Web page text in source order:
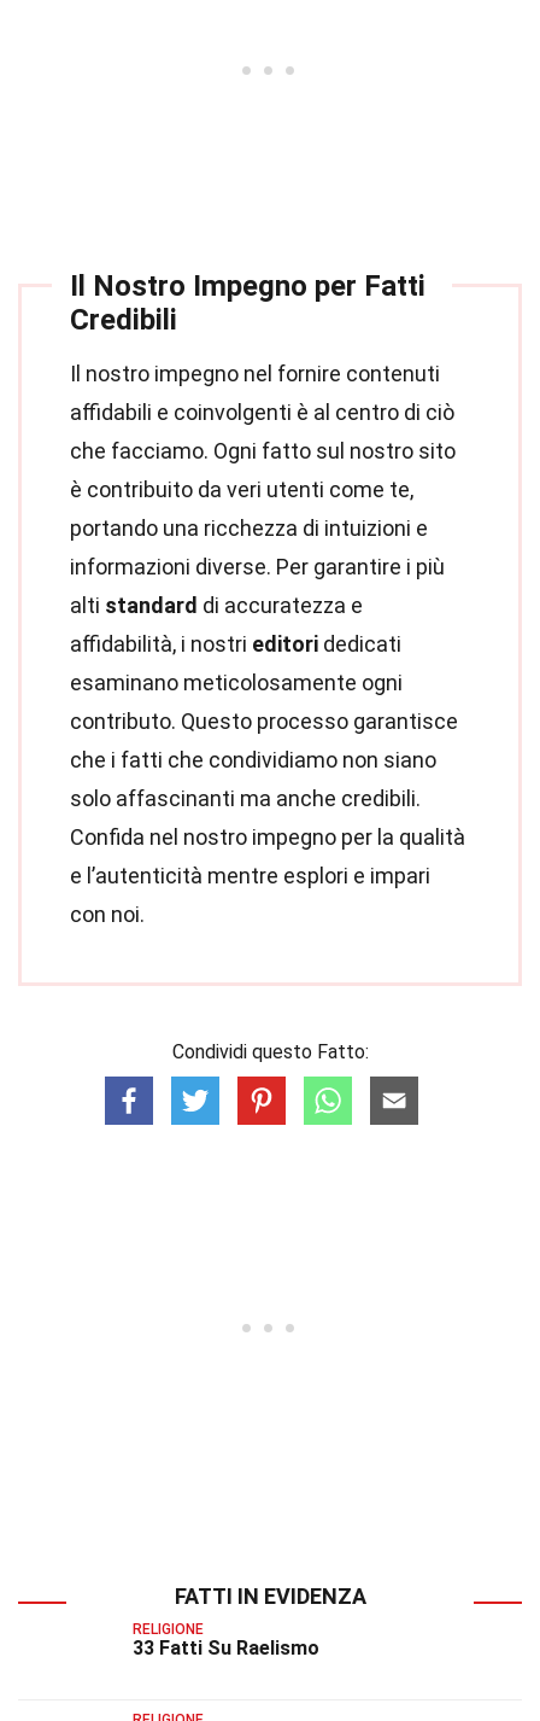
Il Nostro Impegno per Fatti
Credibili
Il nostro impegno nel fornire contenuti
affidabili e coinvolgenti è al centro di ciò
che facciamo. Ogni fatto sul nostro sito
è contribuito da veri utenti come te,
portando una ricchezza di intuizioni e
informazioni diverse. Per garantire i più
alti standard di accuratezza e
affidabilità, i nostri editori dedicati
esaminano meticolosamente ogni
contributo. Questo processo garantisce
che i fatti che condividiamo non siano
solo affascinanti ma anche credibili.
Confida nel nostro impegno per la qualità
e l’autenticità mentre esplori e impari
con noi.
Condividi questo Fatto:
FATTI IN EVIDENZA
RELIGIONE
33 Fatti Su Raelismo